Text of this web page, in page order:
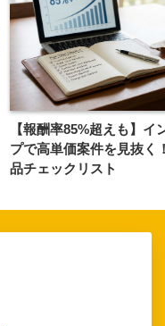
【報酬率85%超えも】イ
プで高単価案件を見抜く
品チェックリスト